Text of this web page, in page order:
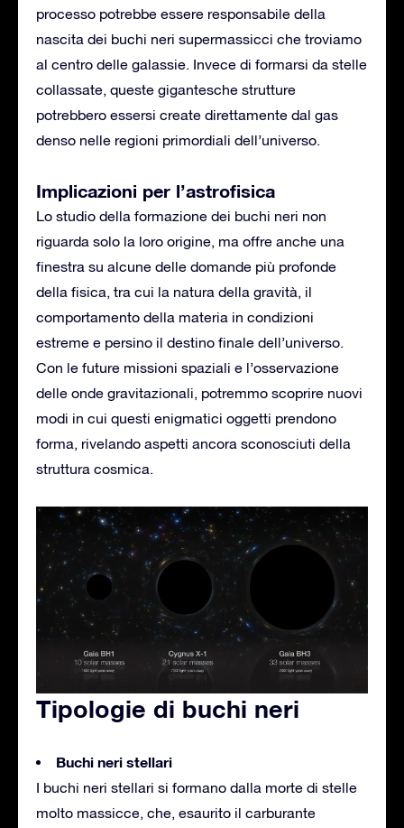
processo potrebbe essere responsabile della
nascita dei buchi neri supermassicci che troviamo
al centro delle galassie. Invece di formarsi da stelle
collassate, queste gigantesche strutture
potrebbero essersi create direttamente dal gas
denso nelle regioni primordiali dell’universo.
Implicazioni per l’astrofisica
Lo studio della formazione dei buchi neri non
riguarda solo la loro origine, ma offre anche una
finestra su alcune delle domande più profonde
della fisica, tra cui la natura della gravità, il
comportamento della materia in condizioni
estreme e persino il destino finale dell’universo.
Con le future missioni spaziali e l’osservazione
delle onde gravitazionali, potremmo scoprire nuovi
modi in cui questi enigmatici oggetti prendono
forma, rivelando aspetti ancora sconosciuti della
struttura cosmica.
Tipologie di buchi neri
Buchi neri stellari
I buchi neri stellari si formano dalla morte di stelle
molto massicce, che, esaurito il carburante